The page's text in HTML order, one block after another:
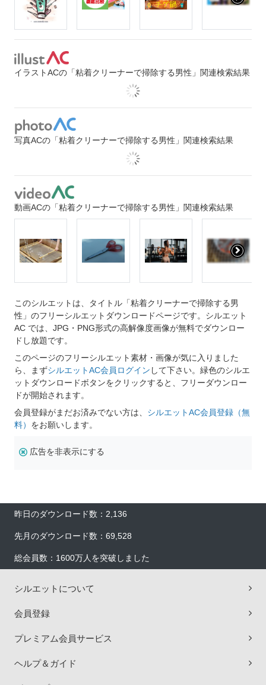
イラストACの「粘着クリーナーで掃除する男性」関連検索結果
写真ACの「粘着クリーナーで掃除する男性」関連検索結果
動画ACの「粘着クリーナーで掃除する男性」関連検索結果
このシルエットは、タイトル「粘着クリーナーで掃除する男
性」のフリーシルエットダウンロードページです。シルエット
AC では、JPG・PNG形式の高解像度画像が無料でダウンロー
ドし放題です。
このページのフリーシルエット素材・画像が気に入りました
ら、まずシルエットAC会員ログイン して下さい。緑色のシルエ
ットダウンロードボタンをクリックすると、フリーダウンロー
ドが開始されます。
会員登録がまだお済みでない方は、 シルエットAC会員登録（無
料） をお願いします。
広告を非表示にする
昨日のダウンロード数：2,136
先月のダウンロード数：69,528
総会員数：1600万人を突破しました
シルエットについて
会員登録
プレミアム会員サービス
ヘルプ＆ガイド